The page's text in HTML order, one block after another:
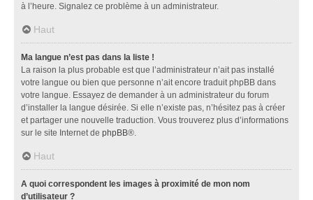
à l’heure. Signalez ce problème à un administrateur.
Haut
Ma langue n’est pas dans la liste !
La raison la plus probable est que l’administrateur n’ait pas installé
votre langue ou bien que personne n’ait encore traduit phpBB dans
votre langue. Essayez de demander à un administrateur du forum
d’installer la langue désirée. Si elle n’existe pas, n’hésitez pas à créer
et partager une nouvelle traduction. Vous trouverez plus d’informations
sur le site Internet de phpBB®.
Haut
A quoi correspondent les images à proximité de mon nom
d’utilisateur ?